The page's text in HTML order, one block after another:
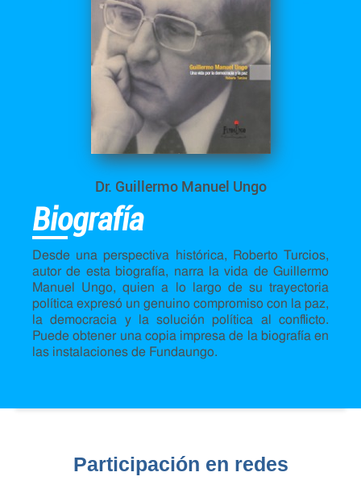
Dr. Guillermo Manuel Ungo
Biografía
Desde una perspectiva histórica, Roberto Turcios,
autor de esta biografía, narra la vida de Guillermo
Manuel Ungo, quien a lo largo de su trayectoria
política expresó un genuino compromiso con la paz,
la democracia y la solución política al conflicto.
Puede obtener una copia impresa de la biografía en
las instalaciones de Fundaungo.
Participación en redes